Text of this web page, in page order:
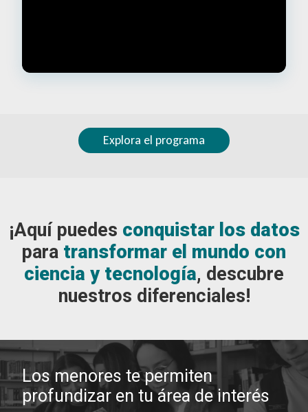
Explora el programa
¡Aquí puedes conquistar los datos
para transformar el mundo con
ciencia y tecnología, descubre
nuestros diferenciales!
Los menores te permiten
profundizar en tu área de interés